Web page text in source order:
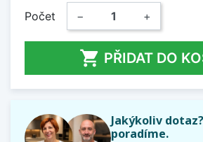
Počet − +
 PŘIDAT DO
Jakýkoliv
poradíme.